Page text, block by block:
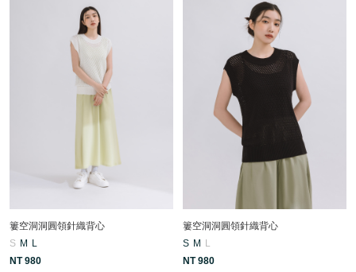
簍空洞洞圓領針織背心
S M L
NT 980
簍空洞洞圓領針織背心
S M L
NT 980